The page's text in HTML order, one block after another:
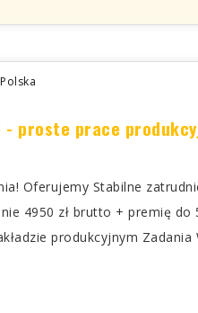
proste prace
Oferujemy Stabilne
4950 zł brutto + premię
produkcyjnym